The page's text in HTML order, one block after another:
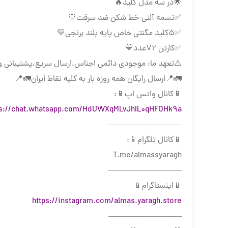
🌟در سه مدل کلید🔥
✅تسمه آلنی-خط شکن ضد سرقت💛
✅۵کلید مگنتی خاص پایه بلند برنجی💛
✅کارتن ۷۲عدد💛
⚠️تعهد ما: موجودی دائمی اجناس،ارسال
🚛📍ارسال رایگان همه روزه بار به كليه نقاط ايران🚛📍
📱کانال واتس اپ📱:
chat.whatsapp.com/HdUWXqMLvJhIL0qHFOHk9a
—————————
📱کانال تلگرام📱:
T.me/almassyaragh
—————————
📱اینستاگرام📱
https://instagram.com/almas.yaragh.store
—————————